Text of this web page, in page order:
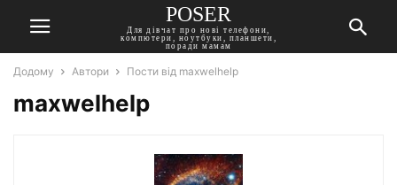
POSER
Для дівчат про нові телефони,
компютери, ноутбуки, планшети,
поради мамам
Додому Автори Пости від maxwelhelp
maxwelhelp